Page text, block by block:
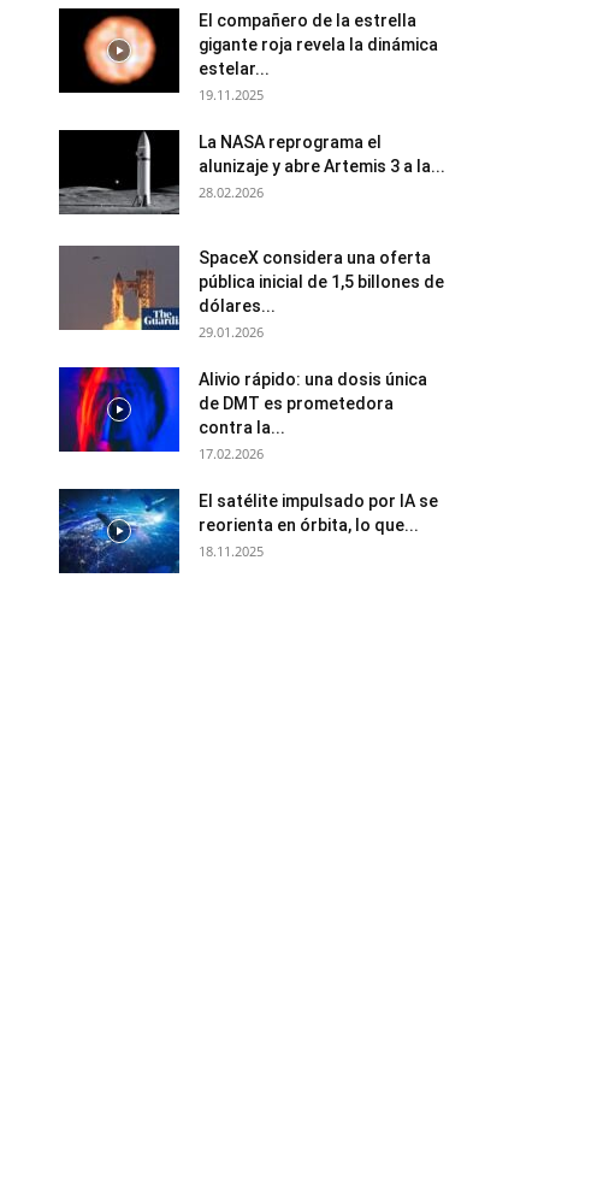
El compañero de la estrella
gigante roja revela la dinámica
estelar...
19.11.2025
La NASA reprograma el
alunizaje y abre Artemis 3 a la...
28.02.2026
SpaceX considera una oferta
pública inicial de 1,5 billones de
dólares...
29.01.2026
Alivio rápido: una dosis única
de DMT es prometedora
contra la...
17.02.2026
El satélite impulsado por IA se
reorienta en órbita, lo que...
18.11.2025